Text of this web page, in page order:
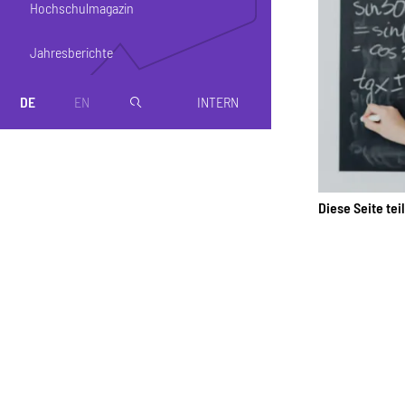
Hochschulmagazin
Jahresberichte
DE EN magnifier INTERN
Diese Seite